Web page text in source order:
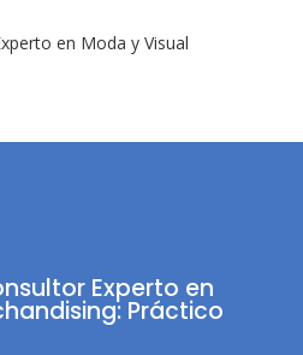
en Moda y Visual
Experto en
Práctico